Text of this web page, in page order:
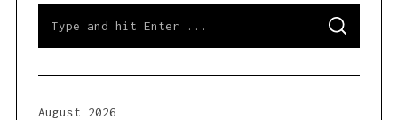
a
h
S
A
C
August 2026